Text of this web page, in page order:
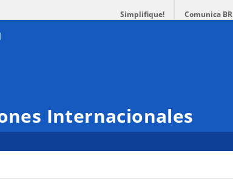
Simplifique! Comunica BR
Internacionales